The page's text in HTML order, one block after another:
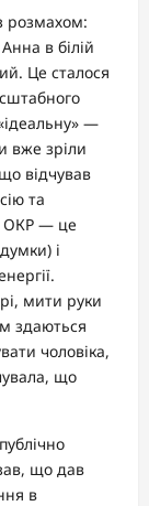
розмахом:
в білій
Це сталося
—
вже зріли
відчував
та
ОКР — це
і
мити руки
здаються
чоловіка,
що
що дав
в